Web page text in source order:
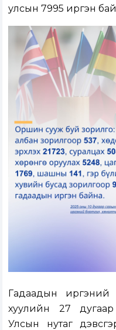
улсын 7995 иргэн
Гадаадын
хуулийн 27
Улсын нутаг